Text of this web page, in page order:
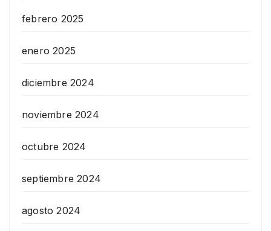
febrero 2025
enero 2025
diciembre 2024
noviembre 2024
octubre 2024
septiembre 2024
agosto 2024